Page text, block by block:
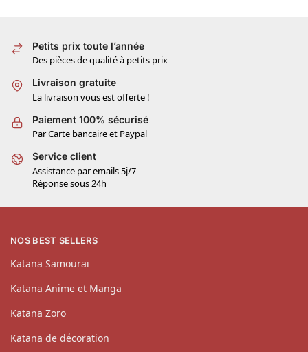
Petits prix toute l’année
Des pièces de qualité à petits prix
Livraison gratuite
La livraison vous est offerte !
Paiement 100% sécurisé
Par Carte bancaire et Paypal
Service client
Assistance par emails 5j/7
Réponse sous 24h
NOS BEST SELLERS
Katana Samouraï
Katana Anime et Manga
Katana Zoro
Katana de décoration